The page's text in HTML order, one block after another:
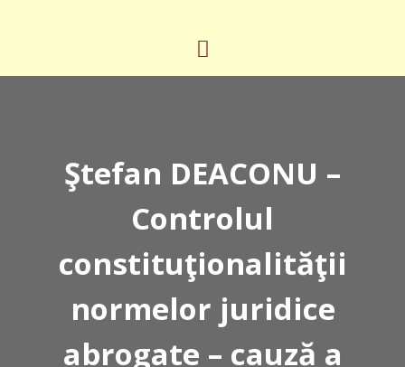
Ştefan DEACONU –
Controlul
constituţionalităţii
normelor juridice
abrogate – cauză a